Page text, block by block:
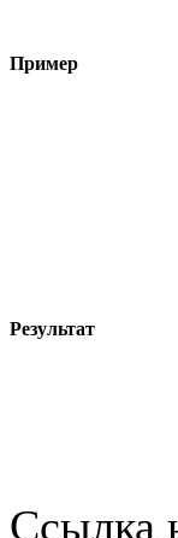
Пример
Результат
Ссылка